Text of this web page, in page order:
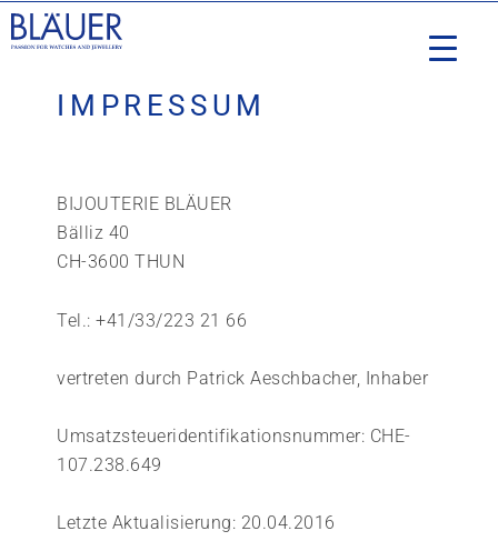
IMPRESSUM
BIJOUTERIE BLÄUER
Bälliz 40
CH-3600 THUN
Tel.: +41/33/223 21 66
vertreten durch Patrick Aeschbacher, Inhaber
Umsatzsteueridentifikationsnummer: CHE-
107.238.649
Letzte Aktualisierung: 20.04.2016